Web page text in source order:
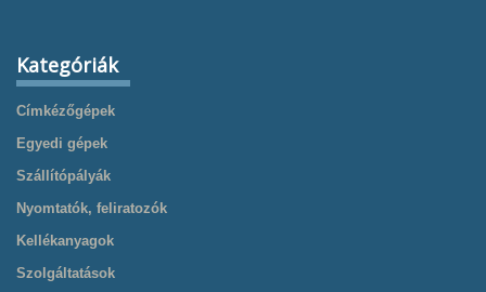
Kategóriák
Címkézőgépek
Egyedi gépek
Szállítópályák
Nyomtatók, feliratozók
Kellékanyagok
Szolgáltatások